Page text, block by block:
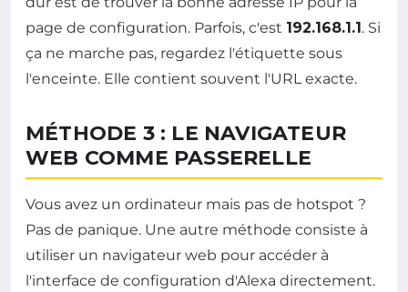
page de configuration. Parfois, c'est 192.168.1.1. Si
ça ne marche pas, regardez l'étiquette sous
l'enceinte. Elle contient souvent l'URL exacte.
MÉTHODE 3 : LE NAVIGATEUR
WEB COMME PASSERELLE
Vous avez un ordinateur mais pas de hotspot ?
Pas de panique. Une autre méthode consiste à
utiliser un navigateur web pour accéder à
l'interface de configuration d'Alexa directement.